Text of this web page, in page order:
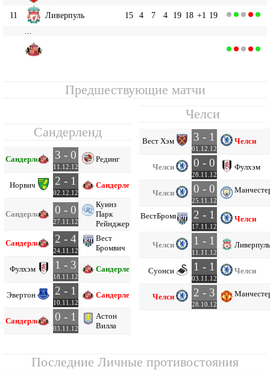
11 Ливерпуль 15 4 7 4 19 18 +1 19
Предшествующие матчи
Сандерленд
Сандерленд 3 - 0
11.12.12
Рединг
Норвич 2 - 1
02.12.12
Сандерленд
Сандерленд 0 - 0
27.11.12
Куинз
Парк
Рейнджерс
Сандерленд 2 - 4
24.11.12
Вест
Бромвич
Фулхэм 1 - 3
18.11.12
Сандерленд
Эвертон 2 - 1
10.11.12
Сандерленд
Сандерленд 0 - 1
03.11.12
Астон
Вилла
Челси
Вест Хэм 3 - 1
01.12.12
Челси
Челси 0 - 0
28.11.12
Фулхэм
Челси 0 - 0
25.11.12
ВестБромвич 2 - 1
17.11.12
Челси
Челси 1 - 1
11.11.12
Ливерпуль
Суонси 1 - 1
03.11.12
Челси
Челси 2 - 3
28.10.12
Последние Личные противостояния